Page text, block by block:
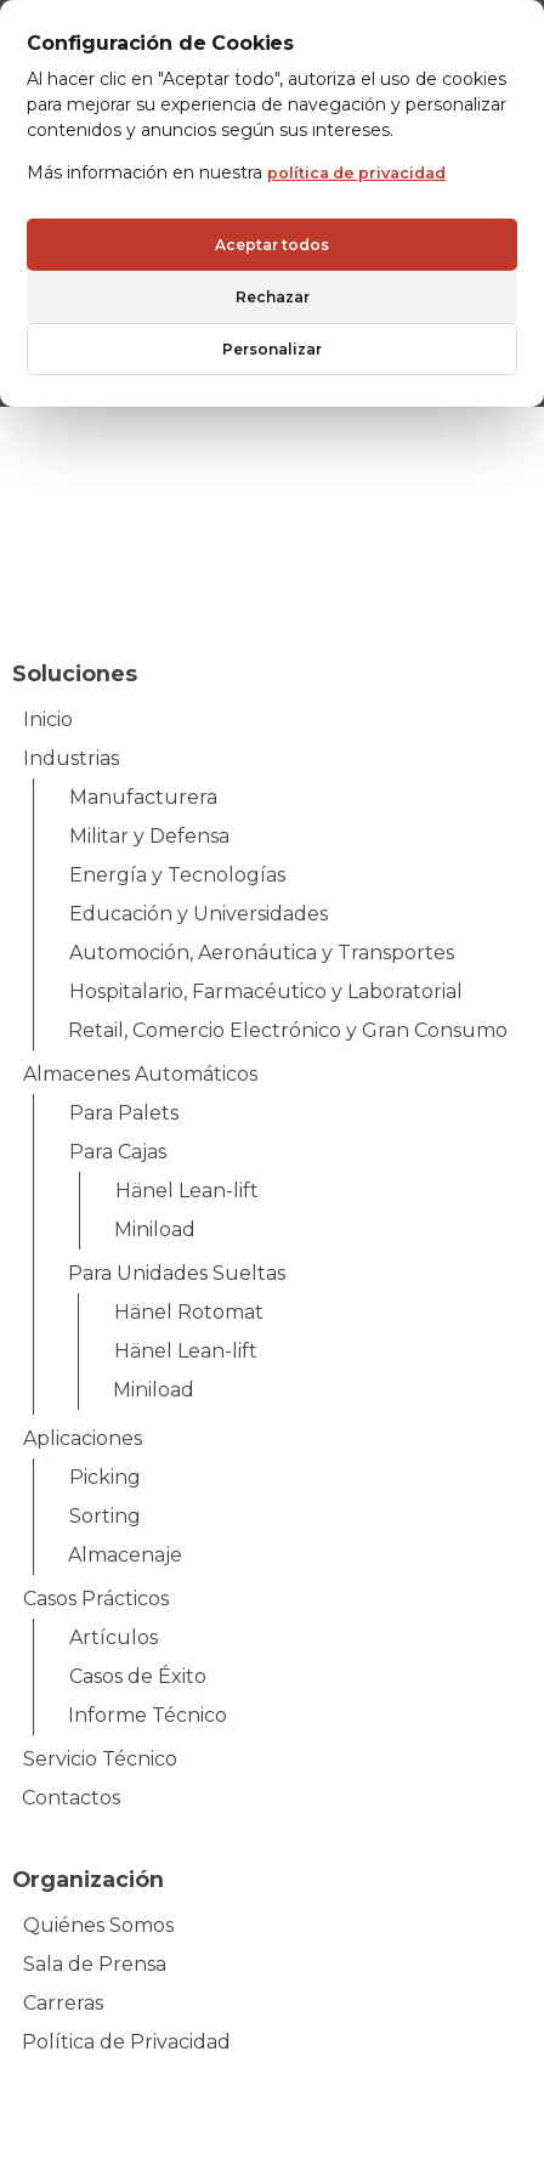
Configuración de Cookies
Al hacer clic en "Aceptar todo", autoriza el uso de cookies
para mejorar su experiencia de navegación y personalizar
contenidos y anuncios según sus intereses.
Más información en nuestra política de privacidad
Aceptar todos
Rechazar
Personalizar
MAPA DEL SITIO
Mapa del sitio
Soluciones
Inicio
Industrias
Manufacturera
Militar y Defensa
Energía y Tecnologías
Educación y Universidades
Automoción, Aeronáutica y Transportes
Hospitalario, Farmacéutico y Laboratorial
Retail, Comercio Electrónico y Gran Consumo
Almacenes Automáticos
Para Palets
Para Cajas
Hänel Lean-lift
Miniload
Para Unidades Sueltas
Hänel Rotomat
Hänel Lean-lift
Miniload
Aplicaciones
Picking
Sorting
Almacenaje
Casos Prácticos
Artículos
Casos de Éxito
Informe Técnico
Servicio Técnico
Contactos
Organización
Quiénes Somos
Sala de Prensa
Carreras
Política de Privacidad